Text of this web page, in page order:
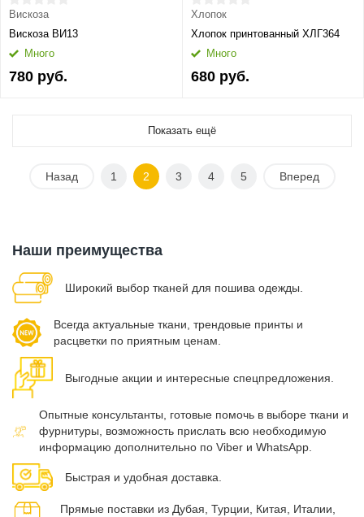
Вискоза
Вискоза ВИ13
Много
780 руб.
Хлопок
Хлопок принтованный ХЛГ364
Много
680 руб.
Показать ещё
Назад 1 2 3 4 5 Вперед
Наши преимущества
Широкий выбор тканей для пошива одежды.
Всегда актуальные ткани, трендовые принты и
расцветки по приятным ценам.
Выгодные акции и интересные спецпредложения.
Опытные консультанты, готовые помочь в выборе ткани и
фурнитуры, возможность прислать всю необходимую
информацию дополнительно по Viber и WhatsApp.
Быстрая и удобная доставка.
Прямые поставки из Дубая, Турции, Китая, Италии,